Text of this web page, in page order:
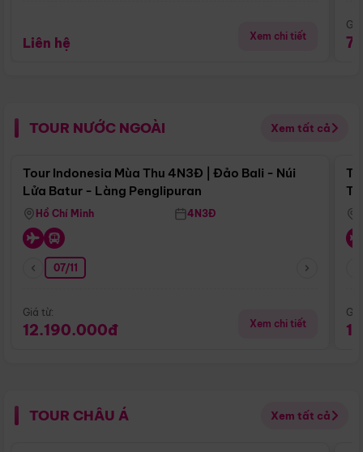
Liên hệ Xem chi tiết
TOUR NƯỚC NGOÀI Xem tất cả
Điểm nổi bật
Tour Indonesia Mùa Thu 4N3Đ | Đảo Bali - Núi
Lửa Batur - Làng Penglipuran
Hồ Chí Minh 4N3Đ
07/11
Giá từ:
12.190.000đ Xem chi tiết
TOUR CHÂU Á Xem tất cả
Điểm nổi bật